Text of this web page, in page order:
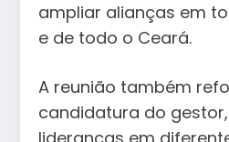
ampliar alianças em
e de todo o Ceará.
A reunião também
candidatura do